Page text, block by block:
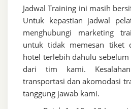
Jadwal Training ini masih
Untuk kepastian jadwal
menghubungi marketing
untuk tidak memesan tiket
hotel terlebih dahulu sebelum
dari tim kami.
transportasi dan akomodasi
tanggung jawab kami.